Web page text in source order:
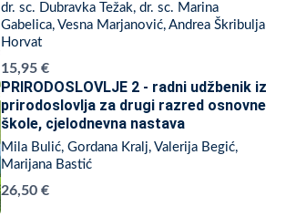
dr. sc. Dubravka Težak, dr. sc. Marina
Gabelica, Vesna Marjanović, Andrea Škribulja
Horvat
15,95 €
PRIRODOSLOVLJE 2 - radni udžbenik iz
prirodoslovlja za drugi razred osnovne
škole, cjelodnevna nastava
Mila Bulić, Gordana Kralj, Valerija Begić,
Marijana Bastić
26,50 €